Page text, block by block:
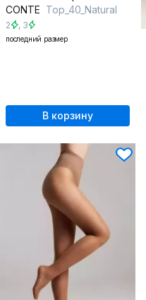
CONTE Top_40_Natural
2 , 3
последний размер
В корзину